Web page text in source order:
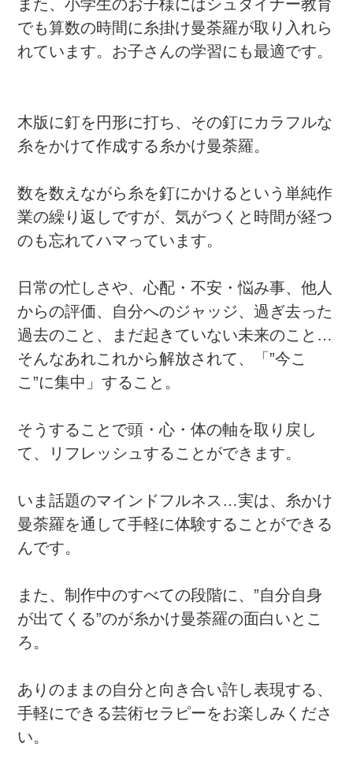
また、小学生のお子様にはシュタイナー教育
でも算数の時間に糸掛け曼荼羅が取り入れら
れています。お子さんの学習にも最適です。
木版に釘を円形に打ち、その釘にカラフルな
糸をかけて作成する糸かけ曼荼羅。
数を数えながら糸を釘にかけるという単純作
業の繰り返しですが、気がつくと時間が経つ
のも忘れてハマっています。
日常の忙しさや、心配・不安・悩み事、他人
からの評価、自分へのジャッジ、過ぎ去った
過去のこと、まだ起きていない未来のこと…
そんなあれこれから解放されて、「”今こ
こ”に集中」すること。
そうすることで頭・心・体の軸を取り戻し
て、リフレッシュすることができます。
いま話題のマインドフルネス…実は、糸かけ
曼荼羅を通して手軽に体験することができる
んです。
また、制作中のすべての段階に、”自分自身
が出てくる”のが糸かけ曼荼羅の面白いとこ
ろ。
ありのままの自分と向き合い許し表現する、
手軽にできる芸術セラピーをお楽しみくださ
い。